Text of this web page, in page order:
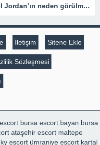
Ben Affleck ‘Air’ filminde Michael Jordan’ın neden görülmediğini açıkladı
İletişim Sitene Ekle
Sözleşmesi
bursa escort bayan bursa
ataşehir escort maltepe
escort ümraniye escort kartal